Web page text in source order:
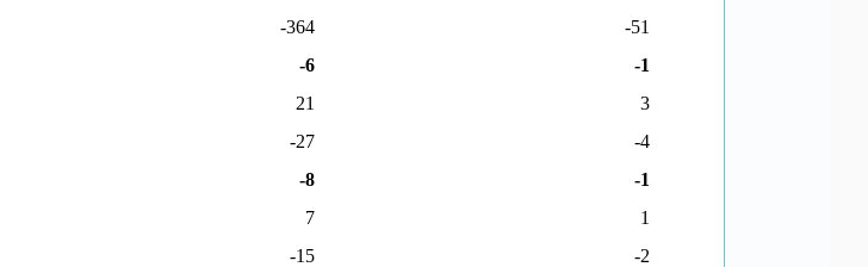
-364
-51
-6
-1
21
3
-27
-4
-8
-1
7
1
-15 -2